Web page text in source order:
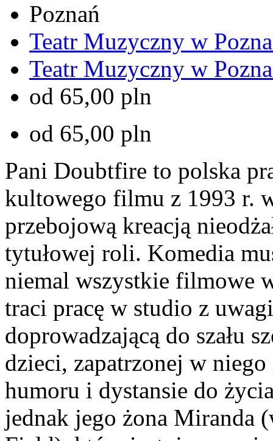
Poznań
Teatr Muzyczny w
Teatr Muzyczny w
od 65,00 pln
od 65,00 pln
Pani Doubtfire to polska
kultowego filmu z 1993 r.
przebojową kreacją
tytułowej roli. Komedia
niemal wszystkie filmowe
traci pracę w studio z
doprowadzającą do szału
dzieci, zapatrzonej w
humoru i dystansie do
jednak jego żona Miranda